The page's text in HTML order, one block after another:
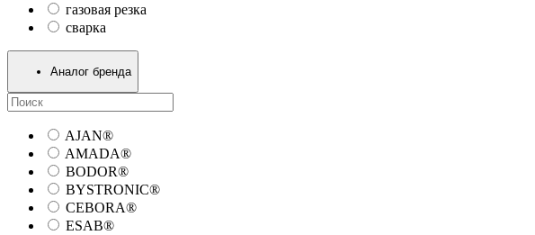
газовая резка
сварка
Аналог бренда
AJAN®
AMADA®
BODOR®
BYSTRONIC®
CEBORA®
ESAB®